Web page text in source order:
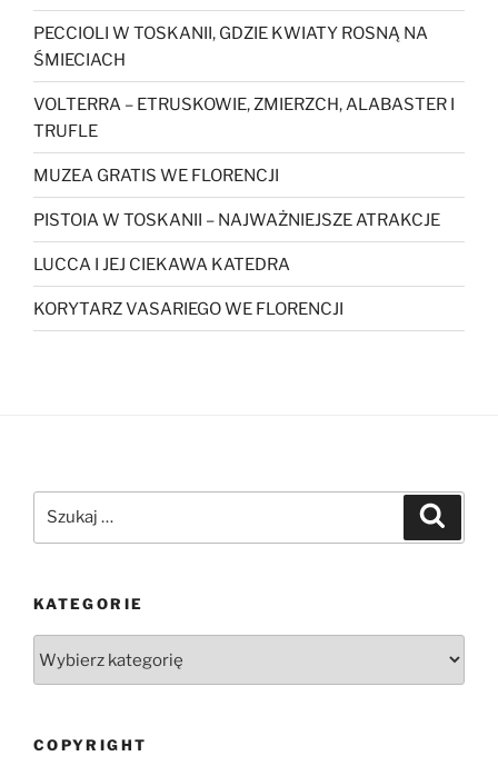
PECCIOLI W TOSKANII, GDZIE KWIATY ROSNĄ NA
ŚMIECIACH
VOLTERRA – ETRUSKOWIE, ZMIERZCH, ALABASTER I
TRUFLE
MUZEA GRATIS WE FLORENCJI
PISTOIA W TOSKANII – NAJWAŻNIEJSZE ATRAKCJE
LUCCA I JEJ CIEKAWA KATEDRA
KORYTARZ VASARIEGO WE FLORENCJI
KATEGORIE
COPYRIGHT